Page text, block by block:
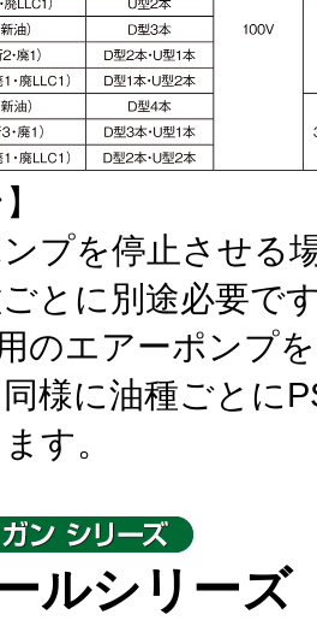
プを停止させる
とに別途必要で
のエアーポンプ
様に油種ごとに
す。
ルシリーズ